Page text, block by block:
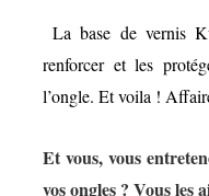
La base de vernis
renforcer et les
l’ongle. Et voila !
Et vous, vous
vos ongles ? Vous les